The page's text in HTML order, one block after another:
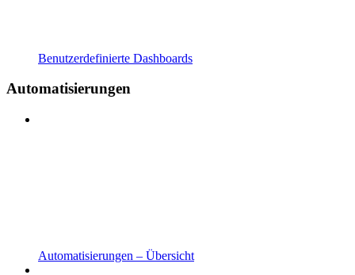
Benutzerdefinierte Dashboards
Automatisierungen
Automatisierungen – Übersicht